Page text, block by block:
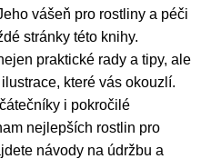
vášeň pro rostliny a péči
stránky této knihy.
praktické rady a tipy, ale
které vás okouzlí.
i pokročilé
nejlepších rostlin pro
návody na údržbu a